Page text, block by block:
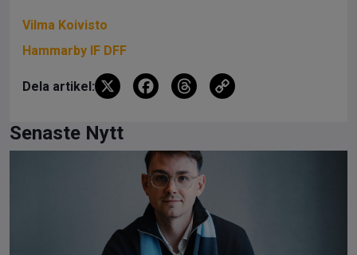
Vilma Koivisto
Hammarby IF DFF
Dela artikel: X
F
b
o
o
k
T
a
d
s
Senaste Nytt